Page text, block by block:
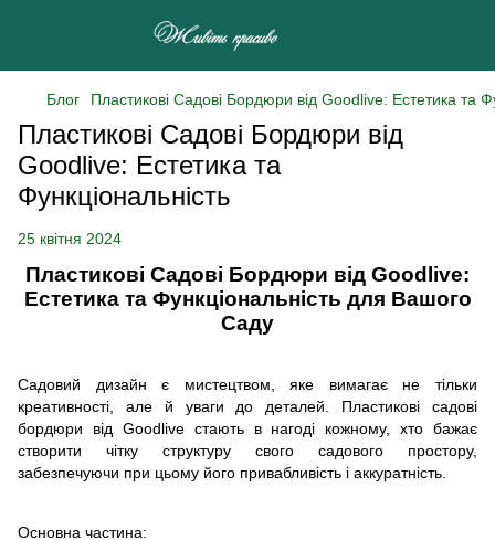
Блог Пластикові Садові Бордюри від Goodlive: Естетика та
Пластикові Садові Бордюри від
Goodlive: Естетика та
Функціональність
25 квітня 2024
Пластикові Садові Бордюри від Goodlive:
Естетика та Функціональність для Вашого
Саду
Садовий дизайн є мистецтвом, яке вимагає не тільки
креативності, але й уваги до деталей. Пластикові садові
бордюри від Goodlive стають в нагоді кожному, хто бажає
створити чітку структуру свого садового простору,
забезпечуючи при цьому його привабливість і аккуратність.
Основна частина: